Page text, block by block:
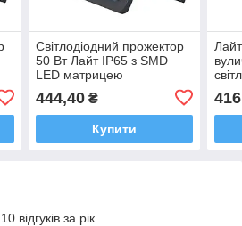
Світлодіодний прожектор
50 Вт Лайт IP65 з SMD
LED матрицею
444,40₴
Купити
відгуків за рік